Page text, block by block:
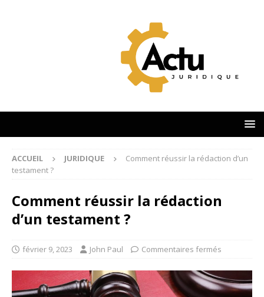
ACCUEIL JURIDIQUE
Comment réussir la rédaction d’un
testament ?
Comment réussir la rédaction
d’un testament ?
février 9, 2023 John Paul Commentaires fermés